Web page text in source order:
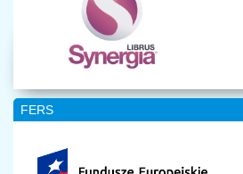
FERS